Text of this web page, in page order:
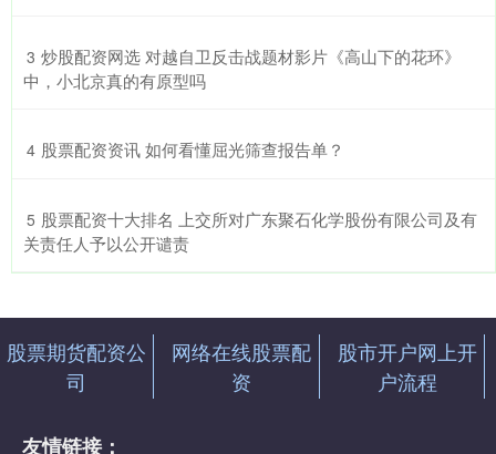
3 ​炒股配资网选 对越自卫反击战题材影片《高山下的花环》
中，小北京真的有原型吗
4 ​股票配资资讯 如何看懂屈光筛查报告单？
5 ​股票配资十大排名 上交所对广东聚石化学股份有限公司及有
关责任人予以公开谴责
股票期货配资公
司
网络在线股票配
资
股市开户网上开
户流程
友情链接：